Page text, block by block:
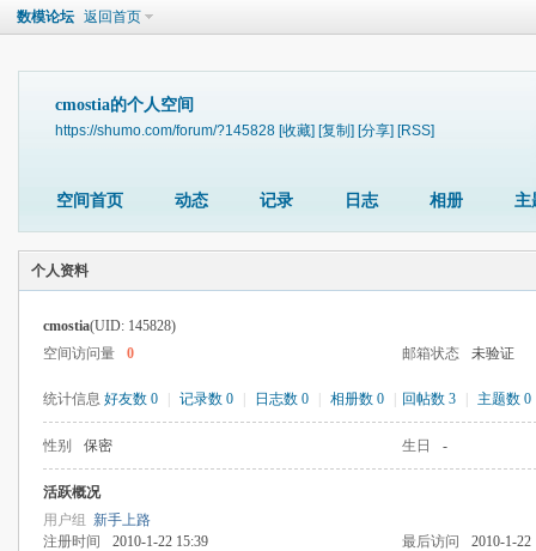
数模论坛 返回首页
cmostia的个人空间
https://shumo.com/forum/?145828 [收藏] [复制] [分享] [RSS]
空间首页 动态 记录 日志 相册 主
个人资料
cmostia(UID: 145828)
空间访问量
0 邮箱状态 未验证
统计信息 好友数 0 记录数 0 日志数 0 相册数 0 回帖数 3 主题数 0
性别 保密 生日 -
活跃概况
用户组 新手上路
注册时间
2010-1-22 15:39 最后访问
2010-1-22